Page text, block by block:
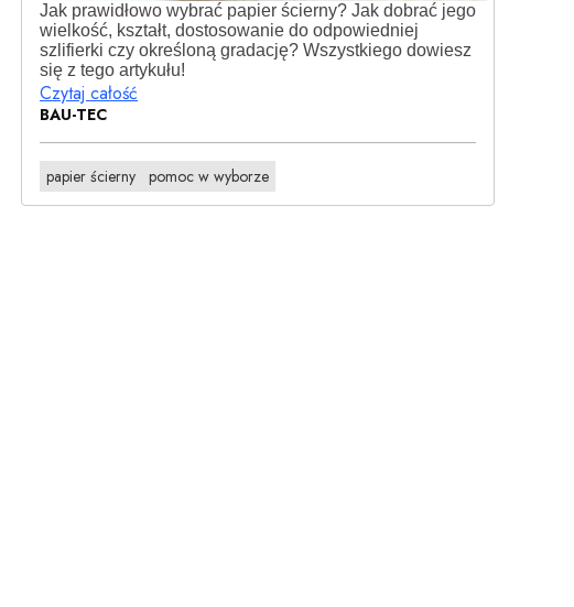
Jak prawidłowo wybrać papier ścierny? Jak dobrać jego
wielkość, kształt, dostosowanie do odpowiedniej
szlifierki czy określoną gradację? Wszystkiego dowiesz
się z tego artykułu!
Czytaj całość
BAU-TEC
papier ścierny pomoc w wyborze